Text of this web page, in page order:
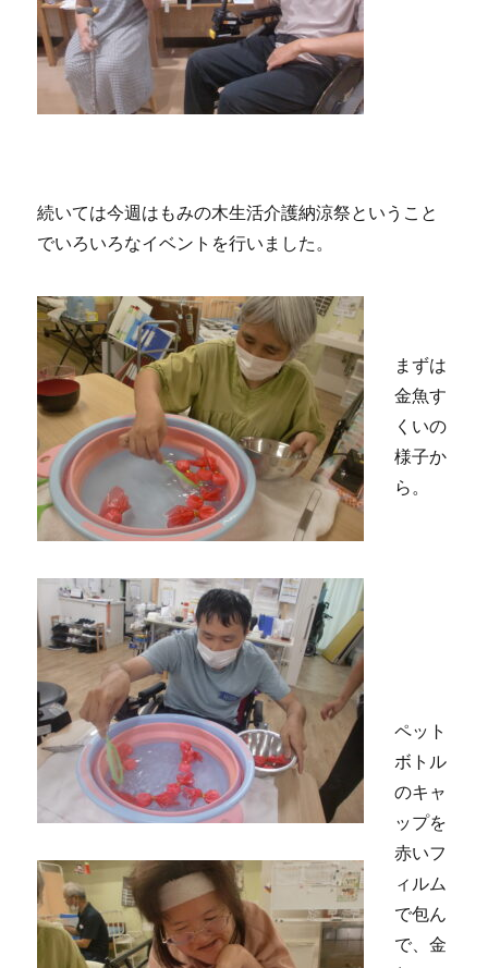
続いては今週はもみの木生活介護納涼祭ということ
でいろいろなイベントを行いました。
まずは
金魚す
くいの
様子か
ら。
ペット
ボトル
のキャ
ップを
赤いフ
ィルム
で包ん
で、金